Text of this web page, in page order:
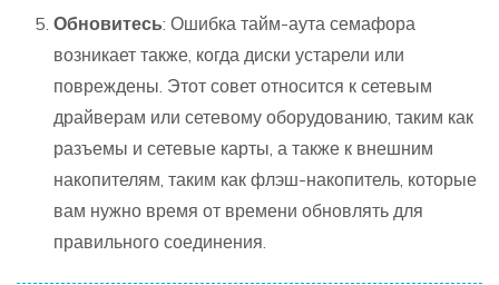
Обновитесь: Ошибка тайм-аута семафора
возникает также, когда диски устарели или
повреждены. Этот совет относится к сетевым
драйверам или сетевому оборудованию, таким как
разъемы и сетевые карты, а также к внешним
накопителям, таким как флэш-накопитель, которые
вам нужно время от времени обновлять для
правильного соединения.